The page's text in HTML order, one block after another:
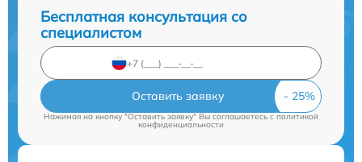
Бесплатная консультация со
специалистом
Оставить заявку
Нажимая на кнопку "Оставить заявку" Вы соглашаетесь c политикой
конфиденциальности